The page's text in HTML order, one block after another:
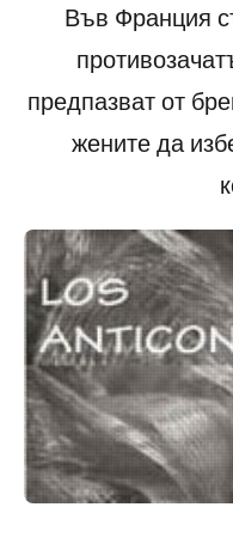
Във Франция
предпазват от
жените да